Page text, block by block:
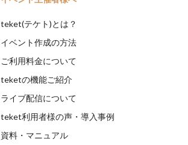
teket(テケト)とは？
イベント作成の方法
ご利用料金について
teketの機能ご紹介
ライブ配信について
teket利用者様の声・導入事例
資料・マニュアル